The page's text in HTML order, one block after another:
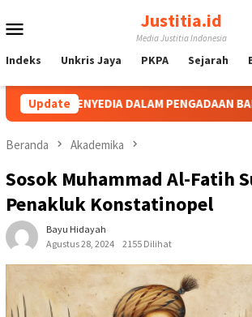
ke
Mobile
Justitia.id
Media Justitia Indonesia
Indeks Unkris Jaya PKPA Sejarah
Update
PENGADAAN BARANG/JASA SELAMA
Beranda Akademika
Sosok Muhammad Al-Fatih
Penakluk Konstatinopel
Bayu Hidayah
Agustus 28, 2024
2155 Dilihat